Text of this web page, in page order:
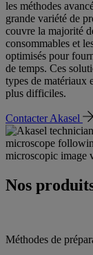
les méthodes
grande variété de
couvre la majorité
consommables et
optimisés pour
de temps. Ces
types de matériaux
plus difficiles.
Contacter Akasel
Nos
Méthodes de